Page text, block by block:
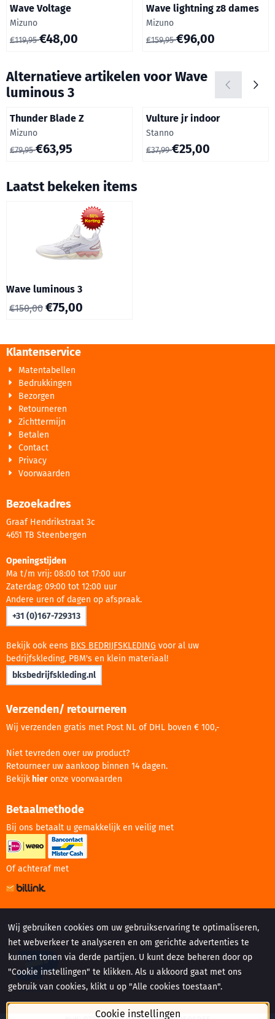
Wave Voltage
Merk:
Mizuno
Van 119,95 voor 48,00
€119,95€48,00
Wave lightning z8 dames
Merk:
Mizuno
Van 159,95 voor 96,00
€159,95€96,00
Alternatieve artikelen voorWave
luminous 3
Thunder Blade Z
Merk:
Mizuno
Van 79,95 voor 63,95
€79,95€63,95
Vulture jr indoor
Merk:
Stanno
Van 37,99 voor 25,00
€37,99€25,00
Laatst bekeken items
Wave luminous 3
€150,00 €75,00
Klantenservice
Matentabellen
Bedrukkingen
Bezorgen
Retourneren
Zichttermijn
Betalen
Contact
Privacy
Voorwaarden
Bezoekadres
Graaf Hendrikstraat 3c
4651 TB Steenbergen
Openingstijden
Ma t/m vrij: 08:00 tot 17:00 uur
Zaterdag: 09:00 tot 12:00 uur
Andere uren of dagen op afspraak.
+31 (0)167-729313
Bekijk ook eens BKS BEDRIJFSKLEDING voor al uw
bedrijfskleding, PBM's en klein materiaal!
bksbedrijfskleding.nl
Verzenden/ retourneren
Wij verzenden gratis met Post NL of DHL boven € 100,-
Niet tevreden over uw product?
Retourneer uw aankoop binnen 14 dagen.
Bekijk hier onze voorwaarden
Betaalmethode
Bij ons betaalt u gemakkelijk en veilig met
Of achteraf met
Website gemaakt door:
Wij gebruiken cookies om uw gebruikservaring te optimaliseren,
het webverkeer te analyseren en om gerichte advertenties te
kunnen tonen via derde partijen. U kunt deze beheren door op
"Cookie instellingen" te klikken. Als u akkoord gaat met ons
gebruik van cookies, klikt u op "Alle cookies toestaan".
Cookie instellingen